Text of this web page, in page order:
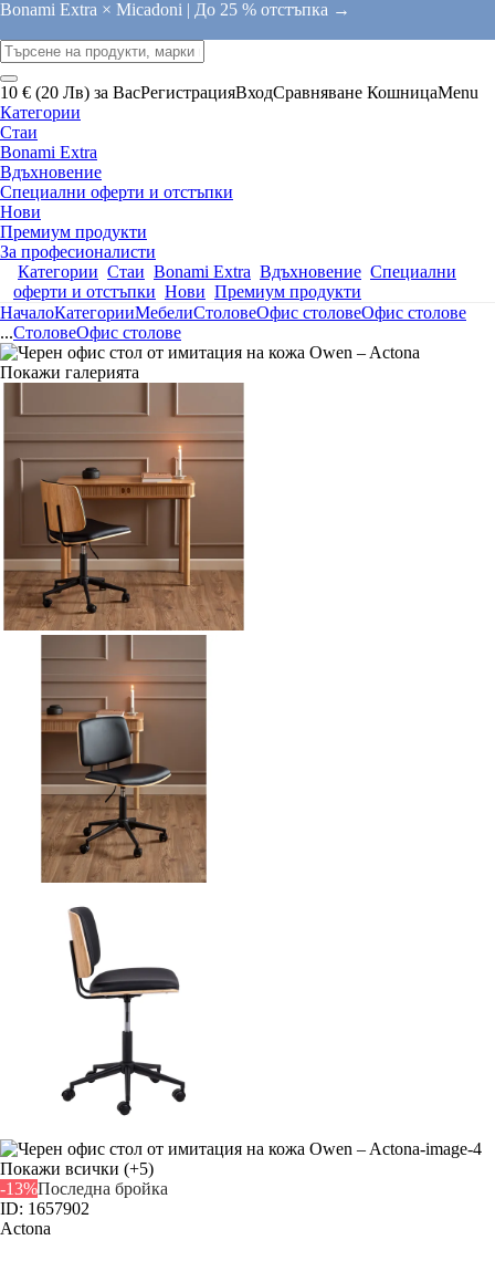
Bonami Extra × Micadoni | До 25 % отстъпка →
10 € (20 Лв) за ВасРегистрацияВходСравняване КошницаMenu
Категории
Стаи
Bonami Extra
Вдъхновение
Специални оферти и отстъпки
Нови
Премиум продукти
За професионалисти
Категории Стаи Bonami Extra Вдъхновение Специални
оферти и отстъпки Нови Премиум продукти
НачалоКатегорииМебелиСтоловеОфис столовеОфис столове
...СтоловеОфис столове
Покажи галерията
Покажи всички (+5)
-13%Последна бройка
ID: 1657902
Actona